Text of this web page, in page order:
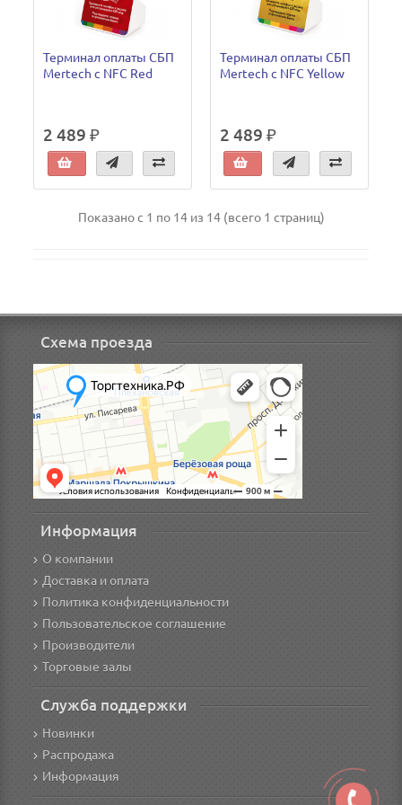
Терминал оплаты СБП
Mertech с NFC Red
2 489 ₽
Терминал оплаты СБП
Mertech с NFC Yellow
2 489 ₽
Показано с 1 по 14 из 14 (всего 1 страниц)
Схема проезда
Информация
О компании
Доставка и оплата
Политика конфиденциальности
Пользовательское соглашение
Производители
Торговые залы
Служба поддержки
Новинки
Распродажа
Информация